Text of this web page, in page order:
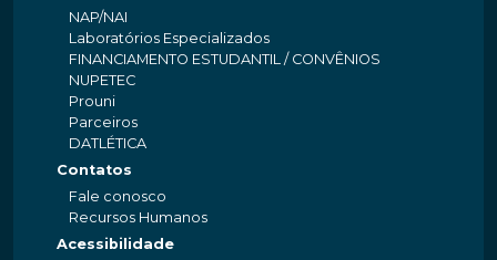
NAP/NAI
Laboratórios Especializados
FINANCIAMENTO ESTUDANTIL / CONVÊNIOS
NUPETEC
Prouni
Parceiros
DATLÉTICA
Contatos
Fale conosco
Recursos Humanos
Acessibilidade